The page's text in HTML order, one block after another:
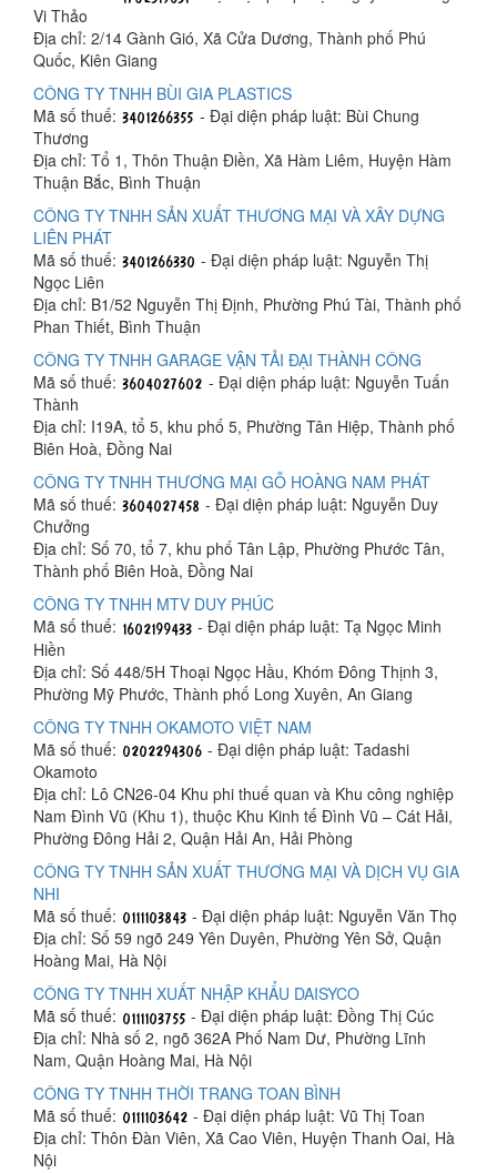
Vi Thảo
Địa chỉ: 2/14 Gành Gió, Xã Cửa Dương, Thành phố Phú
Quốc, Kiên Giang
CÔNG TY TNHH BÙI GIA PLASTICS
Mã số thuế:
- Đại diện pháp luật: Bùi Chung
Thương
Địa chỉ: Tổ 1, Thôn Thuận Điền, Xã Hàm Liêm, Huyện Hàm
Thuận Bắc, Bình Thuận
CÔNG TY TNHH SẢN XUẤT THƯƠNG MẠI VÀ XÂY DỰNG
LIÊN PHÁT
Mã số thuế:
- Đại diện pháp luật: Nguyễn Thị
Ngọc Liên
Địa chỉ: B1/52 Nguyễn Thị Định, Phường Phú Tài, Thành phố
Phan Thiết, Bình Thuận
CÔNG TY TNHH GARAGE VẬN TẢI ĐẠI THÀNH CÔNG
Mã số thuế:
- Đại diện pháp luật: Nguyễn Tuấn
Thành
Địa chỉ: I19A, tổ 5, khu phố 5, Phường Tân Hiệp, Thành phố
Biên Hoà, Đồng Nai
CÔNG TY TNHH THƯƠNG MẠI GỖ HOÀNG NAM PHÁT
Mã số thuế:
- Đại diện pháp luật: Nguyễn Duy
Chưởng
Địa chỉ: Số 70, tổ 7, khu phố Tân Lập, Phường Phước Tân,
Thành phố Biên Hoà, Đồng Nai
CÔNG TY TNHH MTV DUY PHÚC
Mã số thuế:
- Đại diện pháp luật: Tạ Ngọc Minh
Hiền
Địa chỉ: Số 448/5H Thoại Ngọc Hầu, Khóm Đông Thịnh 3,
Phường Mỹ Phước, Thành phố Long Xuyên, An Giang
CÔNG TY TNHH OKAMOTO VIỆT NAM
Mã số thuế:
- Đại diện pháp luật: Tadashi
Okamoto
Địa chỉ: Lô CN26-04 Khu phi thuế quan và Khu công nghiệp
Nam Đình Vũ (Khu 1), thuộc Khu Kinh tế Đình Vũ – Cát Hải,
Phường Đông Hải 2, Quận Hải An, Hải Phòng
CÔNG TY TNHH SẢN XUẤT THƯƠNG MẠI VÀ DỊCH VỤ GIA
NHI
Mã số thuế:
- Đại diện pháp luật: Nguyễn Văn Thọ
Địa chỉ: Số 59 ngõ 249 Yên Duyên, Phường Yên Sở, Quận
Hoàng Mai, Hà Nội
CÔNG TY TNHH XUẤT NHẬP KHẨU DAISYCO
Mã số thuế:
- Đại diện pháp luật: Đồng Thị Cúc
Địa chỉ: Nhà số 2, ngõ 362A Phố Nam Dư, Phường Lĩnh
Nam, Quận Hoàng Mai, Hà Nội
CÔNG TY TNHH THỜI TRANG TOAN BÌNH
Mã số thuế:
- Đại diện pháp luật: Vũ Thị Toan
Địa chỉ: Thôn Đàn Viên, Xã Cao Viên, Huyện Thanh Oai, Hà
Nội